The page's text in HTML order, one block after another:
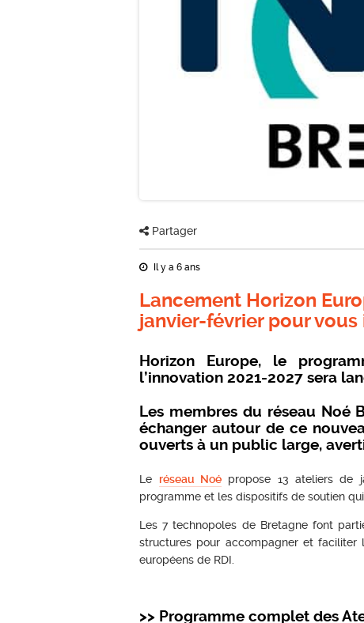
Partager
Il y a 6 ans
Lancement Horizon
janvier-février pour vous
Horizon Europe, le
l’innovation 2021-2027 sera
Les membres du réseau Noé
échanger autour de ce
ouverts à un public large,
Le réseau Noépropose 13 ateliers de
programme et les dispositifs de soutien
Les 7 technopoles de Bretagne font
structures pour accompagner et faciliter
européens de RDI.
>> Programme complet des